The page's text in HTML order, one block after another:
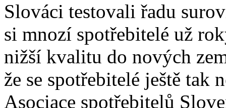
Slováci testovali řadu
si mnozí spotřebitelé už
nižší kvalitu do nových
že se spotřebitelé ještě tak
Asociace spotřebitelů